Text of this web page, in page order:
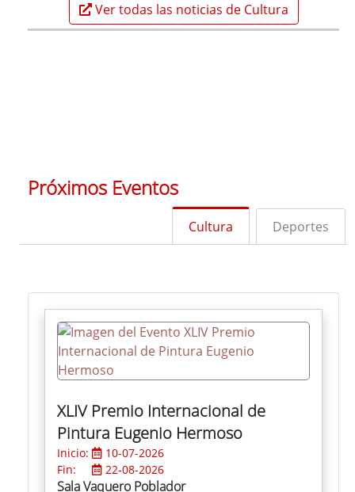
Ver todas las noticias de Cultura
Próximos Eventos
Cultura Deportes
XLIV Premio Internacional de
Pintura Eugenio Hermoso
Inicio:
10-07-2026
Fin:
22-08-2026
Sala Vaquero Poblador